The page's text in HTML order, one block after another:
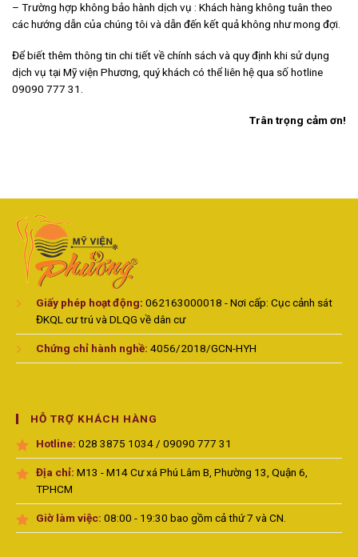
– Trường hợp không bảo hành dịch vụ : Khách hàng không tuân theo
các hướng dẫn của chúng tôi và dẫn đến kết quả không như mong đợi.
Để biết thêm thông tin chi tiết về chính sách và quy định khi sử dụng
dịch vụ tại Mỹ viện Phương, quý khách có thể liên hệ qua số hotline
09090 777 31.
Trân trọng cảm ơn!
Giấy phép hoạt động: 062163000018 - Nơi cấp: Cục cảnh sát
ĐKQL cư trú và DLQG về dân cư
Chứng chỉ hành nghề: 4056/2018/GCN-HYH
HỖ TRỢ KHÁCH HÀNG
Hotline: 028 3875 1034 / 09090 777 31
Địa chỉ: M13 - M14 Cư xá Phú Lâm B, Phường 13, Quận 6,
TPHCM
Giờ làm việc: 08:00 - 19:30 bao gồm cả thứ 7 và CN.